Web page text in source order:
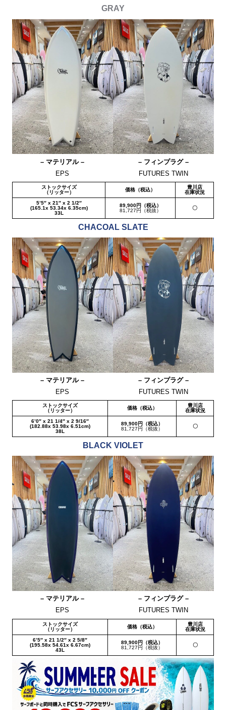
GRAY
– マテリアル –
EPS
– フィンプラグ –
FUTURES TWIN
ストックサイズ
（リッター）
価格（税込）
豊川店
在庫状況
5’5″ x 21″ x 2 1/2″
(165.1x 53.34x 6.35cm)
33L
89,900円（税込）
81,727円（税抜）
〇
CHACOAL SLATE
– マテリアル –
EPS
– フィンプラグ –
FUTURES TWIN
ストックサイズ
（リッター）
価格（税込）
豊川店
在庫状況
6’0″ x 21 1/4″ x 2 9/16″
(182.88x 53.98x 6.51cm)
38L
89,900円（税込）
81,727円（税抜）
〇
BLACK VIOLET
– マテリアル –
EPS
– フィンプラグ –
FUTURES TWIN
ストックサイズ
（リッター）
価格（税込）
豊川店
在庫状況
6’5″ x 21 1/2″ x 2 5/8″
(195.58x 54.61x 6.67cm)
43L
89,900円（税込）
81,727円（税抜）
〇